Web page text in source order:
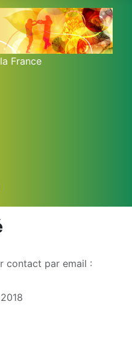
France
contact par email :